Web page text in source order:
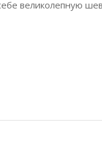
великолепную